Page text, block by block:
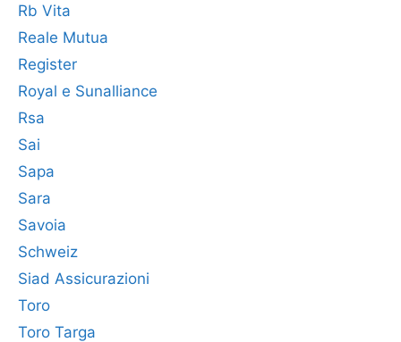
Rb Vita
Reale Mutua
Register
Royal e Sunalliance
Rsa
Sai
Sapa
Sara
Savoia
Schweiz
Siad Assicurazioni
Toro
Toro Targa